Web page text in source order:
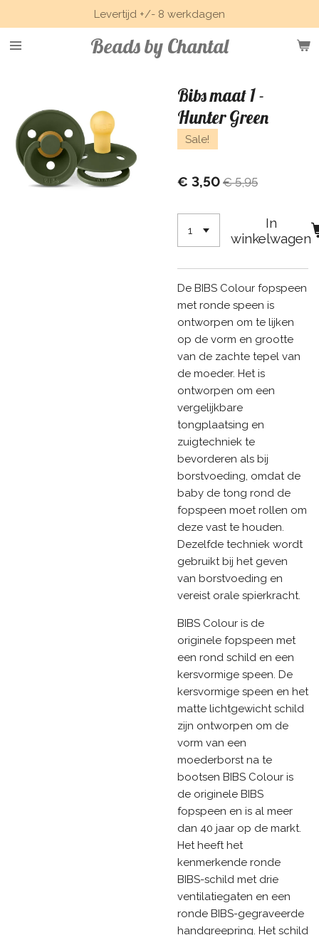
direct
naar
Beads by Chantal
Levertijd +/- 8 werkdagen
Bibs maat 1 -
Hunter Green
Sale!
€ 3,50 € 5,95
In
winkelwagen
De BIBS Colour fopspeen
met ronde speen is
ontworpen om te lijken
op de vorm en grootte
van de zachte tepel van
de moeder. Het is
ontworpen om een
vergelijkbare
tongplaatsing en
zuigtechniek te
bevorderen als bij
borstvoeding, omdat de
baby de tong rond de
fopspeen moet rollen om
deze vast te houden.
Dezelfde techniek wordt
gebruikt bij het geven
van borstvoeding en
vereist orale spierkracht.
BIBS Colour is de
originele fopspeen met
een rond schild en een
kersvormige speen. De
kersvormige speen en het
matte lichtgewicht schild
zijn ontworpen om de
vorm van een
moederborst na te
bootsen BIBS Colour is
de originele BIBS
fopspeen en is al meer
dan 40 jaar op de markt.
Het heeft het
kenmerkende ronde
BIBS-schild met drie
ventilatiegaten en een
ronde BIBS-gegraveerde
handgreepring. Het schild